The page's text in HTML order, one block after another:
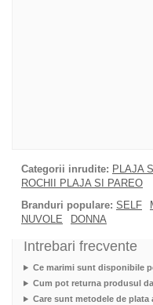
Categorii inrudite: PLAJA
ROCHII PLAJA SI PAREO
Branduri populare: SELF
NUVOLE
DONNA
Intrebari frecvente
Ce marimi sunt disponibile
Cum pot returna produsul
Care sunt metodele de plata